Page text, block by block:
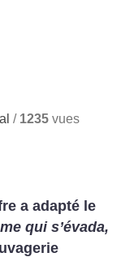
/ 1235 vues
a adapté le
qui s’évada,